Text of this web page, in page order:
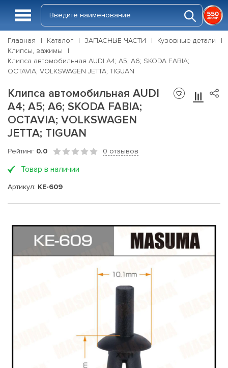
Главная Каталог ЗАПАСНЫЕ ЧАСТИ
Кузовные детали
Клипсы, зажимы
Клипса автомобильная AUDI A4; A5; A6; SKODA FABIA;
OCTAVIA; VOLKSWAGEN JETTA; TIGUAN
Клипса автомобильная AUDI
A4; A5; A6; SKODA FABIA;
OCTAVIA; VOLKSWAGEN
JETTA; TIGUAN
Рейтинг 0.0 0 отзывов
Товар в наличии
Артикул: KE-609